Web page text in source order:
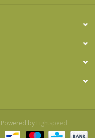
by Lightspeed